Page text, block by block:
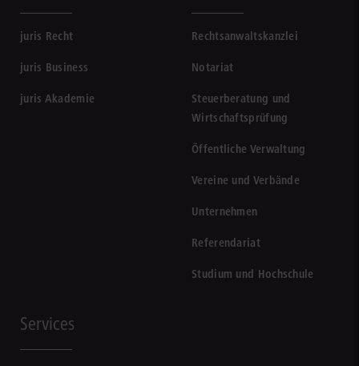
juris Recht
juris Business
juris Akademie
Rechtsanwaltskanzlei
Notariat
Steuerberatung und
Wirtschaftsprüfung
Öffentliche Verwaltung
Vereine und Verbände
Unternehmen
Referendariat
Studium und Hochschule
Services